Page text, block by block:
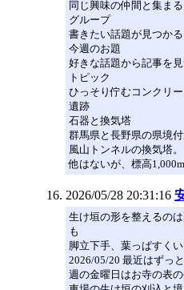
同じ興味の仲間と集まる
グループ
書きたい話題が見つかる
今週のお題
好きな話題から記事を
トピック
ひっそり佇むコンクリ
遺跡
石器と換気塔
群馬県と長野県の県境
風山トンネルの換気塔
他はないが、標高
2026/05/28 20:31:16
生け垣の形を整えるの
も
脚立下手、葉っぱすくい
2026/05/20 最近はずっ
週の金曜日はお寺の表